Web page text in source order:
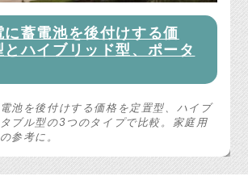
に蓄電池を後付けする価
ハイブリッド型、ポータ
池を後付けする価格を定置型、ハイブ
ブル型の3つのタイプで比較。家庭用
参考に。